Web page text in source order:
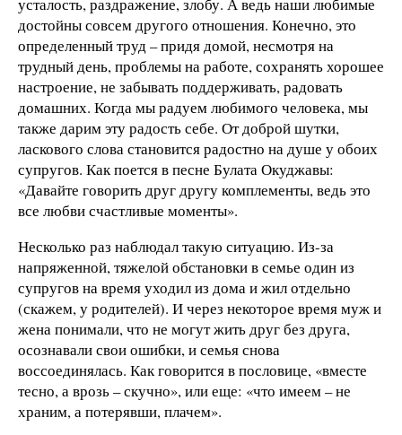
усталость, раздражение, злобу. А ведь наши любимые
достойны совсем другого отношения. Конечно, это
определенный труд – придя домой, несмотря на
трудный день, проблемы на работе, сохранять хорошее
настроение, не забывать поддерживать, радовать
домашних. Когда мы радуем любимого человека, мы
также дарим эту радость себе. От доброй шутки,
ласкового слова становится радостно на душе у обоих
супругов. Как поется в песне Булата Окуджавы:
«Давайте говорить друг другу комплементы, ведь это
все любви счастливые моменты».
Несколько раз наблюдал такую ситуацию. Из-за
напряженной, тяжелой обстановки в семье один из
супругов на время уходил из дома и жил отдельно
(скажем, у родителей). И через некоторое время муж и
жена понимали, что не могут жить друг без друга,
осознавали свои ошибки, и семья снова
воссоединялась. Как говорится в пословице, «вместе
тесно, а врозь – скучно», или еще: «что имеем – не
храним, а потерявши, плачем».